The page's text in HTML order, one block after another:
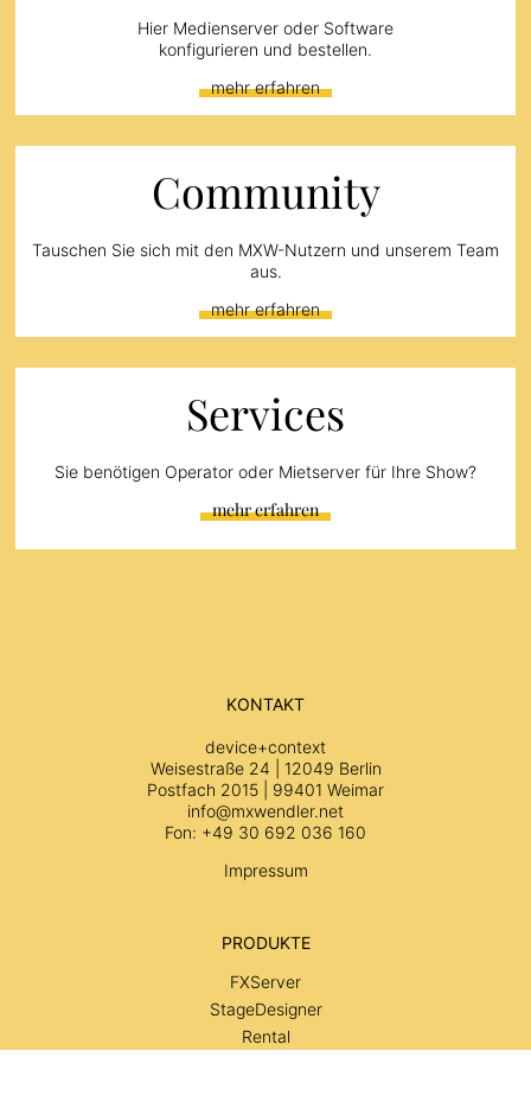
Hier Medienserver oder Software
konfigurieren und bestellen.
mehr erfahren
Community
Tauschen Sie sich mit den MXW-Nutzern und unserem Team
aus.
mehr erfahren
Services
Sie benötigen Operator oder Mietserver für Ihre Show?
mehr erfahren
KONTAKT
device+context
Weisestraße 24 | 12049 Berlin
Postfach 2015 | 99401 Weimar
info@mxwendler.net
Fon: +49 30 692 036 160
Impressum
PRODUKTE
FXServer
StageDesigner
Rental